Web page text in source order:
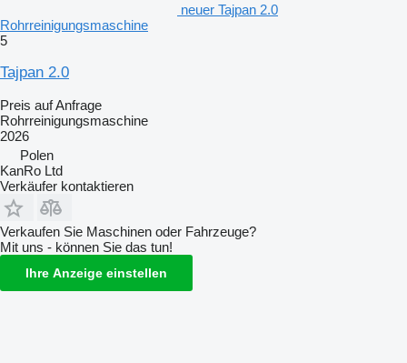
neuer Tajpan 2.0
Rohrreinigungsmaschine
5
Tajpan 2.0
Preis auf Anfrage
Rohrreinigungsmaschine
2026
Polen
KanRo Ltd
Verkäufer kontaktieren
Verkaufen Sie Maschinen oder Fahrzeuge?
Mit uns - können Sie das tun!
Ihre Anzeige einstellen